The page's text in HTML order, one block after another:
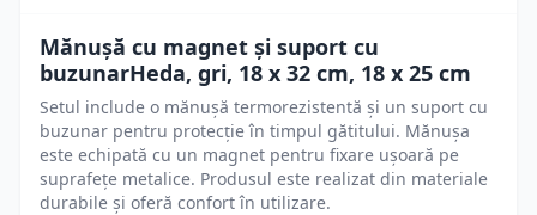
Mănușă cu magnet și suport cu
buzunarHeda, gri, 18 x 32 cm, 18 x 25 cm
Setul include o mănușă termorezistentă și un suport cu
buzunar pentru protecție în timpul gătitului. Mănușa
este echipată cu un magnet pentru fixare ușoară pe
suprafețe metalice. Produsul este realizat din materiale
durabile și oferă confort în utilizare.